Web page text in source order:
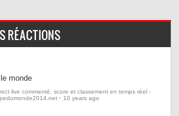
RÉACTIONS
monde
live commenté, score et classement en temps réel -
· 10 years ago